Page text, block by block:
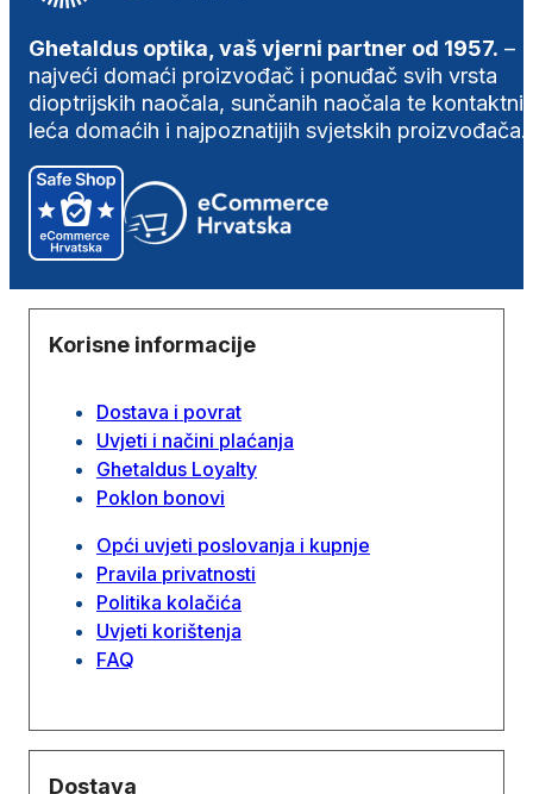
Ghetaldus optika, vaš vjerni partner od 1957. –
najveći domaći proizvođač i ponuđač svih vrsta
dioptrijskih naočala, sunčanih naočala te
leća domaćih i najpoznatijih svjetskih proizvođača.
Korisne informacije
Dostava i povrat
Uvjeti i načini plaćanja
Ghetaldus Loyalty
Poklon bonovi
Opći uvjeti poslovanja i kupnje
Pravila privatnosti
Politika kolačića
Uvjeti korištenja
FAQ
Dostava